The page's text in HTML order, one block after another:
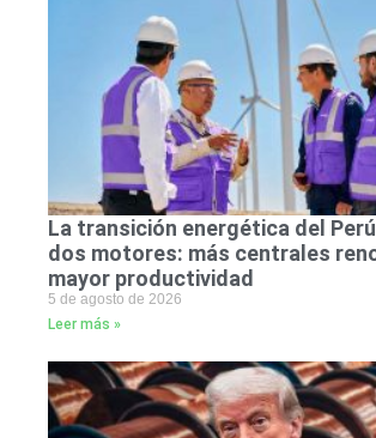
La transición energética del
dos motores: más centrales
mayor productividad
5 de agosto de 2026
Leer más »